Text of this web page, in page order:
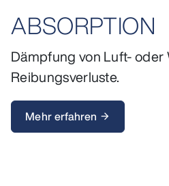
ABSORPTION
Dämpfung von Luft- oder
Reibungsverluste.
Mehr erfahren arrow_forward